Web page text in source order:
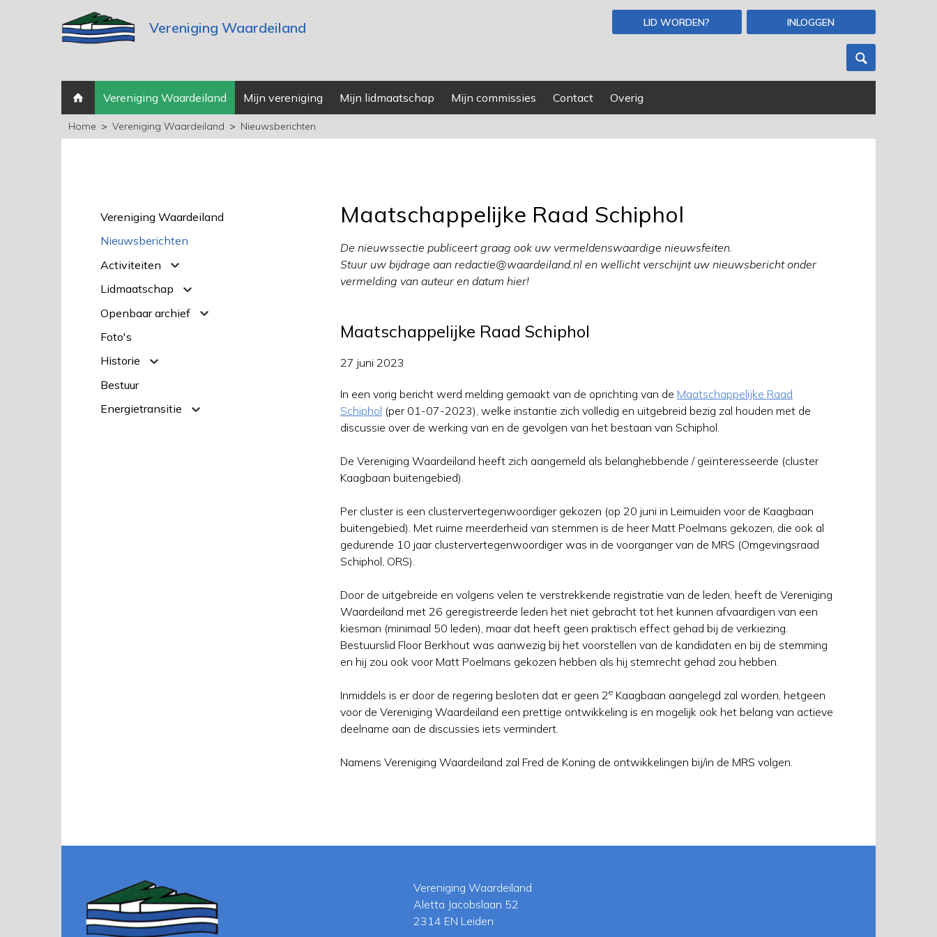
Vereniging Waardeiland LID WORDEN? INLOGGEN
Vereniging Waardeiland Mijn vereniging Mijn lidmaatschap Mijn commissies Contact Overig
Home Vereniging Waardeiland Nieuwsberichten
Vereniging Waardeiland
Nieuwsberichten
Activiteiten
Lidmaatschap
Openbaar archief
Foto's
Historie
Bestuur
Energietransitie
Maatschappelijke Raad Schiphol
De nieuwssectie publiceert graag ook uw vermeldenswaardige nieuwsfeiten.
Stuur uw bijdrage aan redactie@waardeiland.nl en wellicht verschijnt uw nieuwsbericht onder
vermelding van auteur en datum hier!
Maatschappelijke Raad Schiphol
27 juni 2023
In een vorig bericht werd melding gemaakt van de oprichting van de Maatschappelijke Raad
Schiphol (per 01-07-2023), welke instantie zich volledig en uitgebreid bezig zal houden met de
discussie over de werking van en de gevolgen van het bestaan van Schiphol.
De Vereniging Waardeiland heeft zich aangemeld als belanghebbende / geïnteresseerde (cluster
Kaagbaan buitengebied).
Per cluster is een clustervertegenwoordiger gekozen (op 20 juni in Leimuiden voor de Kaagbaan
buitengebied). Met ruime meerderheid van stemmen is de heer Matt Poelmans gekozen, die ook al
gedurende 10 jaar clustervertegenwoordiger was in de voorganger van de MRS (Omgevingsraad
Schiphol, ORS).
Door de uitgebreide en volgens velen te verstrekkende registratie van de leden, heeft de Vereniging
Waardeiland met 26 geregistreerde leden het niet gebracht tot het kunnen afvaardigen van een
kiesman (minimaal 50 leden), maar dat heeft geen praktisch effect gehad bij de verkiezing.
Bestuurslid Floor Berkhout was aanwezig bij het voorstellen van de kandidaten en bij de stemming
en hij zou ook voor Matt Poelmans gekozen hebben als hij stemrecht gehad zou hebben.
Inmiddels is er door de regering besloten dat er geen 2e Kaagbaan aangelegd zal worden, hetgeen
voor de Vereniging Waardeiland een prettige ontwikkeling is en mogelijk ook het belang van actieve
deelname aan de discussies iets vermindert.
Namens Vereniging Waardeiland zal Fred de Koning de ontwikkelingen bij/in de MRS volgen.
Vereniging Waardeiland
Aletta Jacobslaan 52
2314 EN Leiden